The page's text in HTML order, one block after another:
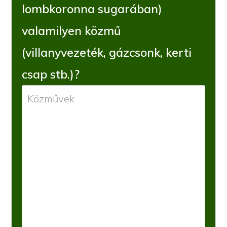
lombkoronna sugarában)
valamilyen közmű
(villanyvezeték, gázcsonk, kerti
csap stb.)?